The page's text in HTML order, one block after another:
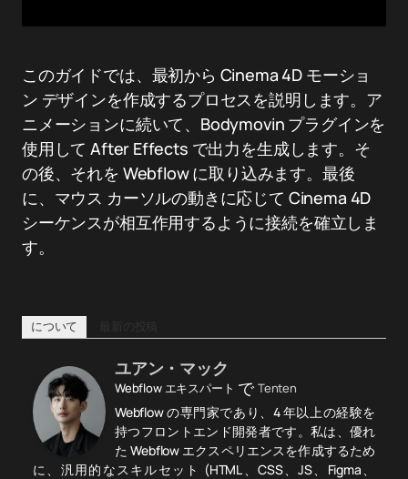
このガイドでは、最初から Cinema 4D モーショ
ン デザインを作成するプロセスを説明します。ア
ニメーションに続いて、Bodymovin プラグインを
使用して After Effects で出力を生成します。そ
の後、それを Webflow に取り込みます。最後
に、マウス カーソルの動きに応じて Cinema 4D
シーケンスが相互作用するように接続を確立しま
す。
について 最新の投稿
ユアン・マック
Webflow エキスパート でTenten
Webflow の専門家であり、4 年以上の経験を
持つフロントエンド開発者です。私は、優れ
た Webflow エクスペリエンスを作成するため
に、汎用的なスキルセット (HTML、CSS、JS、Figma、